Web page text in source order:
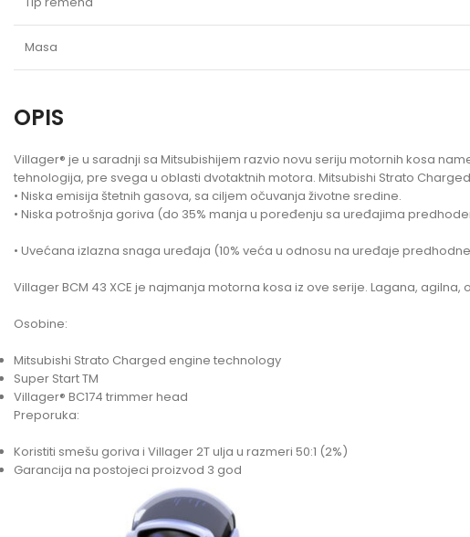
Masa
OPIS
Villager® je u saradnji sa Mitsubishijem razvio novu seriju motornih kosa
tehnologija, pre svega u oblasti dvotaktnih motora. Mitsubishi Strato
• Niska emisija štetnih gasova, sa ciljem očuvanja životne sredine.
• Niska potrošnja goriva (do 35% manja u poređenju sa uređajima
• Uvećana izlazna snaga uređaja (10% veća u odnosu na uređaje
Villager BCM 43 XCE je najmanja motorna kosa iz ove serije. Lagana,
Osobine:
Mitsubishi Strato Charged engine technology
Super Start TM
Villager® BC174 trimmer head
Preporuka:
Koristiti smešu goriva i Villager 2T ulja u razmeri 50:1 (2%)
Garancija na postojeci proizvod 3 god